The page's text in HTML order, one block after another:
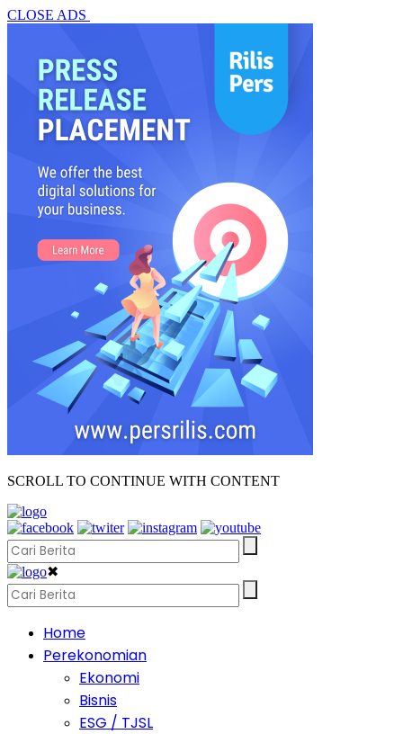
CLOSE ADS
SCROLL TO CONTINUE WITH CONTENT
✖
Home
Perekonomian
Ekonomi
Bisnis
ESG / TJSL